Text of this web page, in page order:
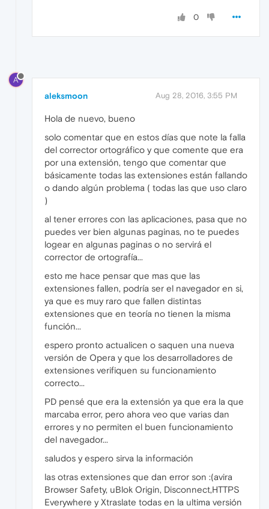
0
A
aleksmoon Aug 28, 2016, 3:55 PM
Hola de nuevo, bueno
solo comentar que en estos días que note la falla
del corrector ortográfico y que comente que era
por una extensión, tengo que comentar que
básicamente todas las extensiones están fallando
o dando algún problema ( todas las que uso claro
)
al tener errores con las aplicaciones, pasa que no
puedes ver bien algunas paginas, no te puedes
logear en algunas paginas o no servirá el
corrector de ortografía...
esto me hace pensar que mas que las
extensiones fallen, podría ser el navegador en si,
ya que es muy raro que fallen distintas
extensiones que en teoría no tienen la misma
función...
espero pronto actualicen o saquen una nueva
versión de Opera y que los desarrolladores de
extensiones verifiquen su funcionamiento
correcto...
PD pensé que era la extensión ya que era la que
marcaba error, pero ahora veo que varias dan
errores y no permiten el buen funcionamiento
del navegador...
saludos y espero sirva la información
las otras extensiones que dan error son :(avira
Browser Safety, uBlok Origin, Disconnect,HTTPS
Everywhere y Xtraslate todas en la ultima versión